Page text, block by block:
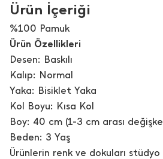
Ürün İçeriği
%100 Pamuk
Ürün Özellikleri
Desen: Baskılı
Kalıp: Normal
Yaka: Bisiklet Yaka
Kol Boyu: Kısa Kol
Boy: 40 cm (1-3 cm arası
Beden: 3 Yaş
Ürünlerin renk ve dokuları stüdyo